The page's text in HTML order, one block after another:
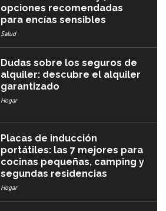
opciones recomendadas
para encías sensibles
Salud
Dudas sobre los seguros de
alquiler: descubre el alquiler
garantizado
Hogar
Placas de inducción
portátiles: las 7 mejores para
cocinas pequeñas, camping y
segundas residencias
Hogar